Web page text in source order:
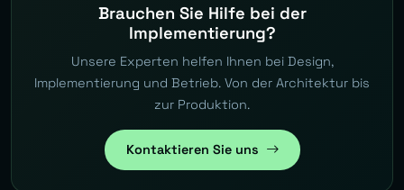
Brauchen Sie Hilfe bei der
Implementierung?
Unsere Experten helfen Ihnen bei Design,
Implementierung und Betrieb. Von der Architektur bis
zur Produktion.
Kontaktieren Sie uns